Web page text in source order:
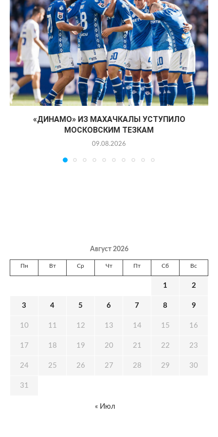
«ДИНАМО» ИЗ МАХАЧКАЛЫ УСТУПИЛО
МОСКОВСКИМ ТЕЗКАМ
09.08.2026
Август 2026
Пн Вт Ср Чт Пт Сб Вс
1 2
3 4 5 6 7 8 9
10 11 12 13 14 15 16
17 18 19 20 21 22 23
24 25 26 27 28 29 30
31
« Июл